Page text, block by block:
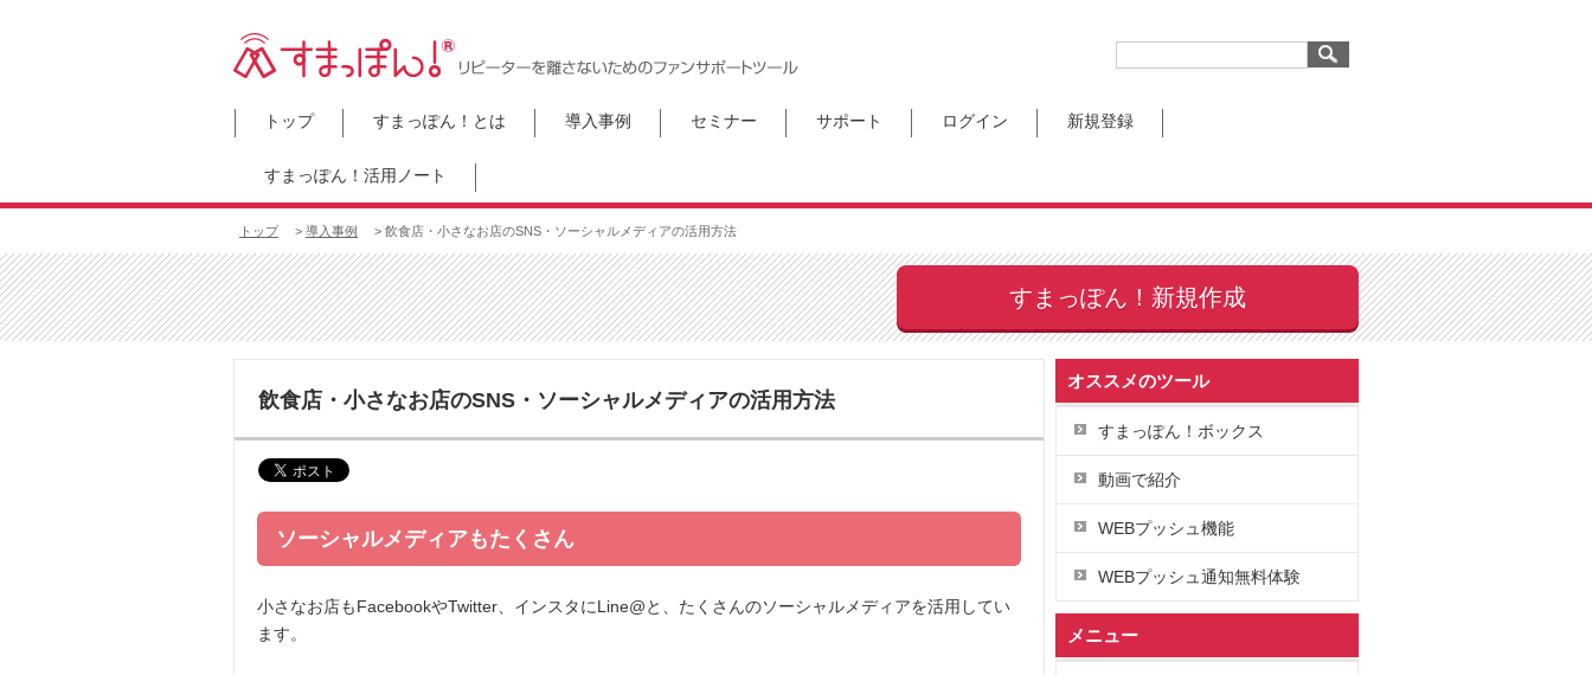
トップ すまっぽん！とは 導入事例 セミナー サポート ログイン 新規登録
すまっぽん！活用ノート
トップ > 導入事例 > 飲食店・小さなお店のSNS・ソーシャルメディアの活用方法
すまっぽん！新規作成
飲食店・小さなお店のSNS・ソーシャルメディアの活用方法
ソーシャルメディアもたくさん
小さなお店もFacebookやTwitter、インスタにLine@と、たくさんのソーシャルメディアを活用してい
ます。
オススメのツール
すまっぽん！ボックス
動画で紹介
WEBプッシュ機能
WEBプッシュ通知無料体験
メニュー